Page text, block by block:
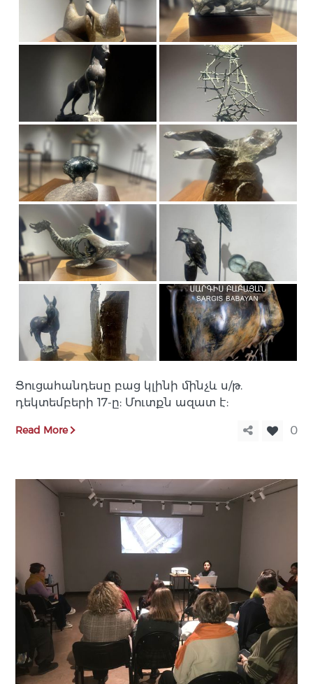
Ցուցահանդեսը բաց կլինի մինչև ս/թ.
դեկտեմբերի 17-ը: Մուտքն ազատ է:
Read More 0